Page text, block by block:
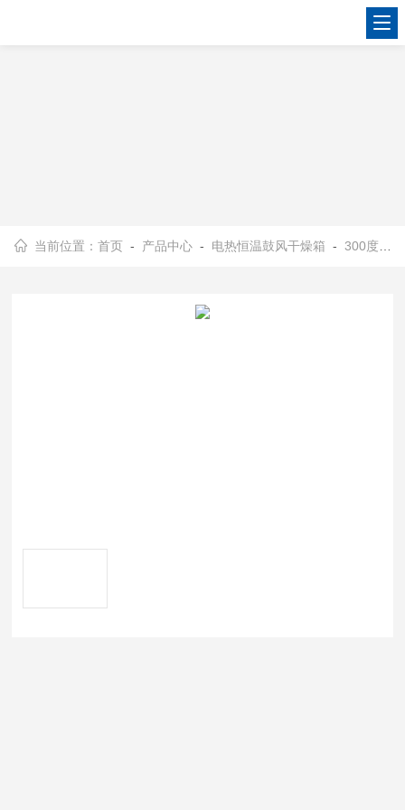
当前位置：首页 - 产品中心 - 电热恒温鼓风干燥箱 -300度鼓风干燥箱